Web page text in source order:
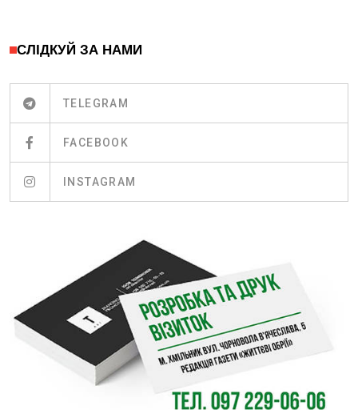
СЛІДКУЙ ЗА НАМИ
TELEGRAM
FACEBOOK
INSTAGRAM